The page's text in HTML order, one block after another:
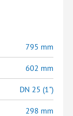
795 mm
602 mm
DN 25 (1")
298 mm